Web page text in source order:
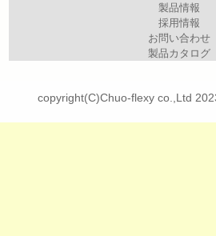
製品情報
採用情報
お問い合わせ
製品カタログ
copyright(C)Chuo-flexy co.,Ltd